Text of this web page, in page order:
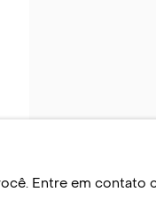
Entre em contato